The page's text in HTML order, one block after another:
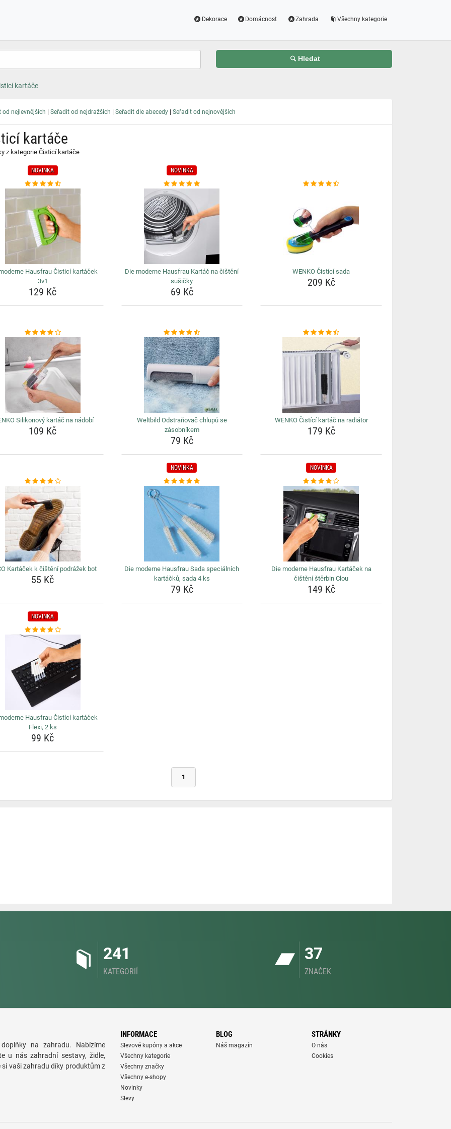
Dekorace Domácnost Zahrada Všechny kategorie
Hledat
kartáče
od nejlevnějších | Seřadit od nejdražších | Seřadit dle abecedy | Seřadit od nejnovějších
kartáče
z kategorie Čisticí kartáče
NOVINKA
Hausfrau Čisticí kartáček
3v1
129 Kč
NOVINKA
Die moderne Hausfrau Kartáč na čištění
sušičky
69 Kč
WENKO Čistící sada
209 Kč
Silikonový kartáč na nádobí
109 Kč
Weltbild Odstraňovač chlupů se
zásobníkem
79 Kč
WENKO Čistící kartáč na radiátor
179 Kč
Kartáček k čištění podrážek bot
55 Kč
NOVINKA
Die moderne Hausfrau Sada speciálních
kartáčků, sada 4 ks
79 Kč
NOVINKA
Die moderne Hausfrau Kartáček na
čištění štěrbin Clou
149 Kč
NOVINKA
Hausfrau Čistící kartáček
Flexi, 2 ks
99 Kč
1
241
KATEGORIÍ
37
ZNAČEK
na zahradu. Nabízíme
u nás zahradní sestavy, židle,
vaši zahradu díky produktům z
INFORMACE
Slevové kupóny a akce
Všechny kategorie
Všechny značky
Všechny e-shopy
Novinky
Slevy
BLOG
Náš magazín
STRÁNKY
O nás
Cookies